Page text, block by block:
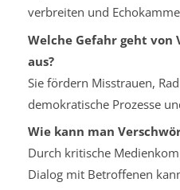
verbreiten und
Welche Gefahr geht
aus?
Sie fördern Misstrauen,
demokratische Prozesse
Wie kann man
Durch kritische
Dialog mit Betroffenen